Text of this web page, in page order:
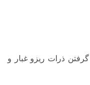
ذرات ریزو غبار و